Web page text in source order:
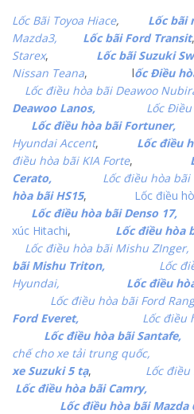
Lốc Bãi Toyoa Hiace, Lốc bãi
Mazda3,
Lốc bãi Ford Transit
Starex, Lốc bãi Suzuki
Nissan Teana, lốc Điều
Lốc điều hòa bãi Deawoo
Deawoo Lanos,
Lốc
Lốc điều hòa bãi Fortuner,
Hyundai Accent, Lốc điều
điều hòa bãi KIA Forte,
Cerato,
Lốc điều hòa bãi
hòa bãi HS15, Lốc điều
Lốc điều hòa bãi Denso 17,
xúc Hitachi,
Lốc điều hòa
Lốc điều hòa bãi Mishu ZInger,
bãi Mishu Triton,
Lốc
Hyundai,
Lốc điều
Lốc điều hòa bãi Ford
Ford Everet,
Lốc điều
Lốc điều hòa bãi Santafe,
chế cho xe tải trung quốc,
xe Suzuki 5 tạ, Lốc điều
Lốc điều hòa bãi Camry,
Lốc điều hòa bãi Mazda